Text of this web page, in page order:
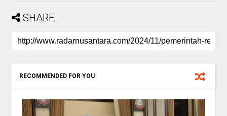
SHARE:
RECOMMENDED FOR YOU